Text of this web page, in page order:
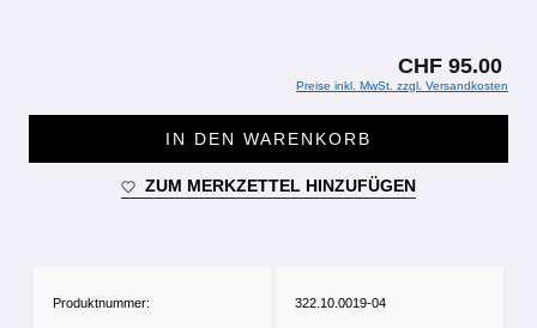
CHF 95.00
Preise inkl. MwSt. zzgl. Versandkosten
IN DEN WARENKORB
ZUM MERKZETTEL HINZUFÜGEN
Produktnummer: 322.10.0019-04